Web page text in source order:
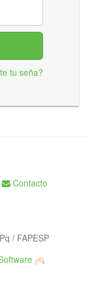
tu seña?
Contacto
/ FAPESP